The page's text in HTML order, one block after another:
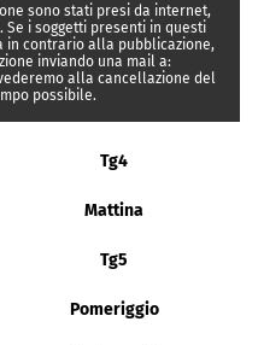
sono stati presi da internet,
i soggetti presenti in questi
in contrario alla pubblicazione,
inviando una mail a:
alla cancellazione del
possibile.
Tg4
Mattina
Tg5
Pomeriggio